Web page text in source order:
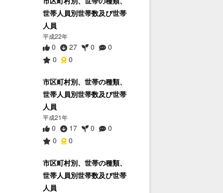
世帯人員別世帯数及び世帯
人員
平成22年
0 27 0
0
0
0
市区町村別、世帯の種類、
世帯人員別世帯数及び世帯
人員
平成21年
0 17 0
0
0
0
市区町村別、世帯の種類、
世帯人員別世帯数及び世帯
人員